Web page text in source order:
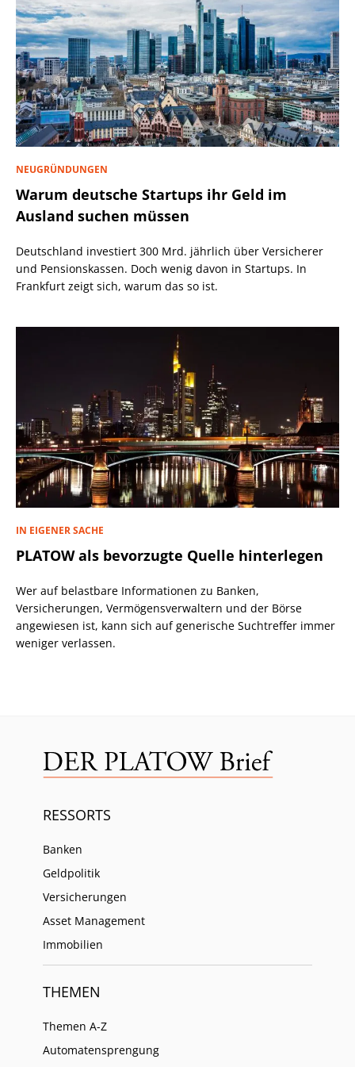
NEUGRÜNDUNGEN
Warum deutsche Startups ihr Geld im
Ausland suchen müssen
Deutschland investiert 300 Mrd. jährlich über Versicherer
und Pensionskassen. Doch wenig davon in Startups. In
Frankfurt zeigt sich, warum das so ist.
IN EIGENER SACHE
PLATOW als bevorzugte Quelle hinterlegen
Wer auf belastbare Informationen zu Banken,
Versicherungen, Vermögensverwaltern und der Börse
angewiesen ist, kann sich auf generische Suchtreffer immer
weniger verlassen.
RESSORTS
Banken
Geldpolitik
Versicherungen
Asset Management
Immobilien
THEMEN
Themen A-Z
Automatensprengung